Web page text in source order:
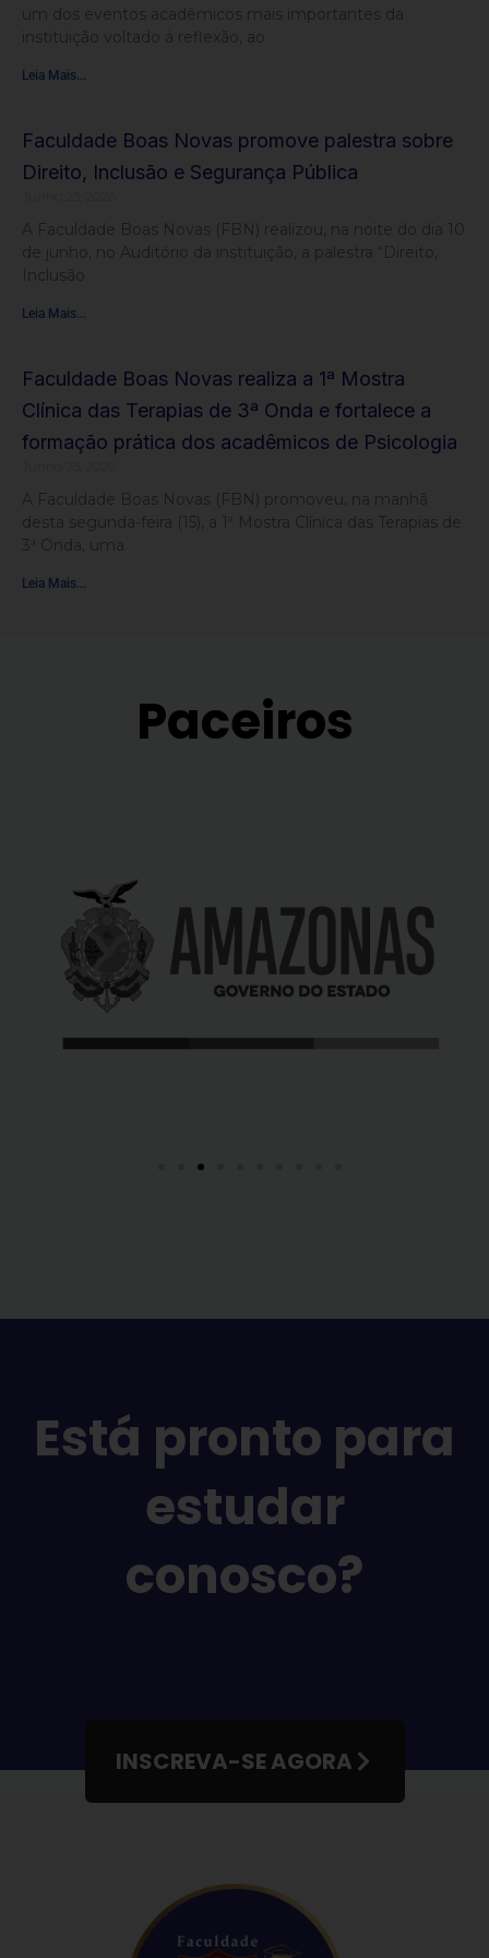
um dos eventos acadêmicos mais importantes da
instituição voltado à reflexão, ao
Leia Mais...
Faculdade Boas Novas promove palestra sobre
Direito, Inclusão e Segurança Pública
A Faculdade Boas Novas (FBN) realizou, na noite do dia 10
de junho, no Auditório da instituição, a palestra “Direito,
Inclusão
Leia Mais...
Faculdade Boas Novas realiza a 1ª Mostra
Clínica das Terapias de 3ª Onda e fortalece a
formação prática dos acadêmicos de Psicologia
A Faculdade Boas Novas (FBN) promoveu, na manhã
desta segunda-feira (15), a 1ª Mostra Clínica das Terapias de
3ª Onda, uma
Leia Mais...
Paceiros
Está pronto para
estudar
conosco?
INSCREVA-SE AGORA